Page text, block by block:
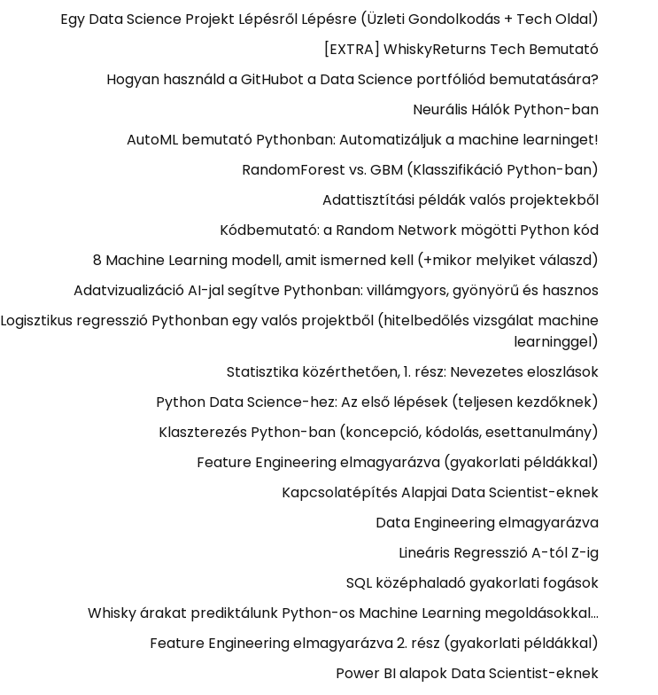
Egy Data Science Projekt Lépésről Lépésre (Üzleti Gondolkodás + Tech Oldal)
[EXTRA] WhiskyReturns Tech Bemutató
Hogyan használd a GitHubot a Data Science portfóliód bemutatására?
Neurális Hálók Python-ban
AutoML bemutató Pythonban: Automatizáljuk a machine learninget!
RandomForest vs. GBM (Klasszifikáció Python-ban)
Adattisztítási példák valós projektekből
Kódbemutató: a Random Network mögötti Python kód
8 Machine Learning modell, amit ismerned kell (+mikor melyiket válaszd)
Adatvizualizáció AI-jal segítve Pythonban: villámgyors, gyönyörű és hasznos
Logisztikus regresszió Pythonban egy valós projektből (hitelbedőlés vizsgálat machine
learninggel)
Statisztika közérthetően, 1. rész: Nevezetes eloszlások
Python Data Science-hez: Az első lépések (teljesen kezdőknek)
Klaszterezés Python-ban (koncepció, kódolás, esettanulmány)
Feature Engineering elmagyarázva (gyakorlati példákkal)
Kapcsolatépítés Alapjai Data Scientist-eknek
Data Engineering elmagyarázva
Lineáris Regresszió A-tól Z-ig
SQL középhaladó gyakorlati fogások
Whisky árakat prediktálunk Python-os Machine Learning megoldásokkal…
Feature Engineering elmagyarázva 2. rész (gyakorlati példákkal)
Power BI alapok Data Scientist-eknek